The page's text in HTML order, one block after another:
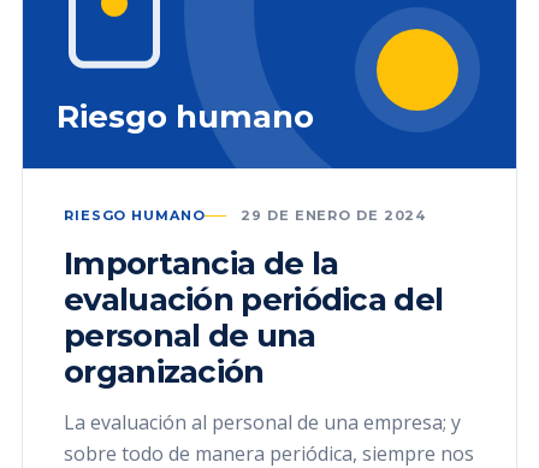
Riesgo humano
RIESGO HUMANO 29 DE ENERO DE 2024
Importancia de la
evaluación periódica del
personal de una
organización
La evaluación al personal de una empresa; y
sobre todo de manera periódica, siempre nos